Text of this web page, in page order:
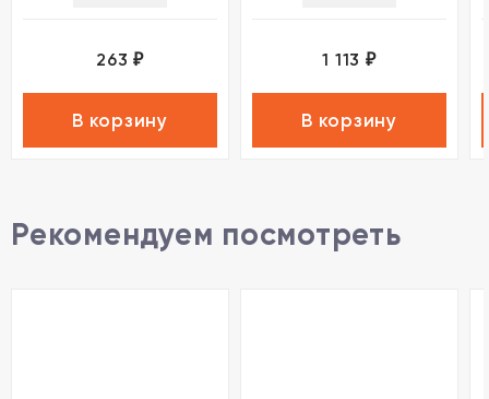
263 ₽
В корзину
1 113 ₽
В корзину
Рекомендуем посмотреть